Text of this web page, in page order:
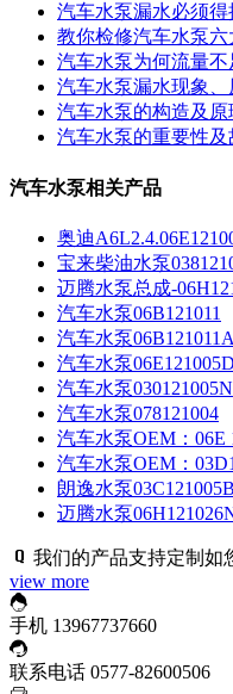
汽车水泵漏水必须得
教你检修汽车水泵六
汽车水泵为何流量不
汽车水泵漏水现象
汽车水泵的构造及原
汽车水泵的重要性及
汽车水泵相关产品
奥迪
宝来柴油水泵
迈腾水泵总成-
汽车水泵06B121011
汽车水泵06B121011A
汽车水泵06E121005D
汽车水泵030121005N
汽车水泵078121004
汽车水泵OEM：06E
汽车水泵OEM：
朗逸水泵03C121005B
迈腾水泵
我们的产品支持定制如
view more
手机 13967737660
联系电话 0577-82600506